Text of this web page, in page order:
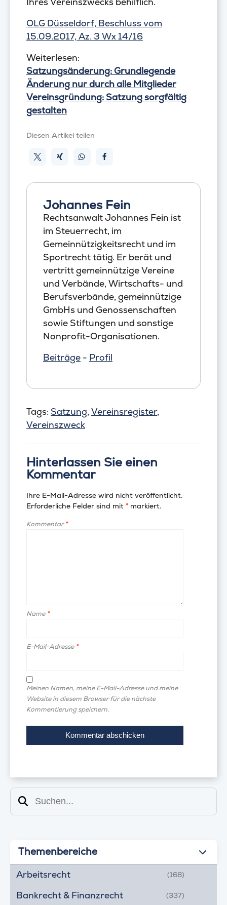
OLG Düsseldorf, Beschluss vom
15.09.2017, Az. 3 Wx 14/16
Weiterlesen:
Satzungsänderung: Grundlegende
Änderung nur durch alle Mitglieder
Vereinsgründung: Satzung sorgfältig
gestalten
Diesen Artikel teilen
Johannes Fein
Rechtsanwalt Johannes Fein ist
im Steuerrecht, im
Gemeinnützigkeitsrecht und im
Sportrecht tätig. Er berät und
vertritt gemeinnützige Vereine
und Verbände, Wirtschafts- und
Berufsverbände, gemeinnützige
GmbHs und Genossenschaften
sowie Stiftungen und sonstige
Nonprofit-Organisationen.
Beiträge - Profil
Tags: Satzung, Vereinsregister,
Vereinszweck
Hinterlassen Sie einen
Kommentar
Ihre E-Mail-Adresse wird nicht veröffentlicht.
Erforderliche Felder sind mit *markiert.
Kommentar*
Name *
E-Mail-Adresse *
Meinen Namen, meine E-Mail-Adresse und meine
Website in diesem Browser für die nächste
Kommentierung speichern.
Suchen
Themenbereiche
Arbeitsrecht (168)
Bankrecht & Finanzrecht (337)